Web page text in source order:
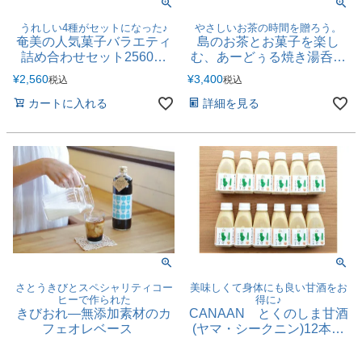
うれしい4種がセットになった♪
奄美の人気菓子バラエティ
詰め合わせセット2560円
【送料別】
¥2,560税込
カートに入れる
やさしいお茶の時間を贈ろう。
島のお茶とお菓子を楽し
む、あーどぅる焼き湯呑み
¥3,400税込
詳細を見る
さとうきびとスペシャリティコー
ヒーで作られた
きびおれ―無添加素材のカ
フェオレベース
美味しくて身体にも良い甘酒をお
得に♪
CANAAN とくのしま甘酒
(ヤマ・シークニン)12本ま